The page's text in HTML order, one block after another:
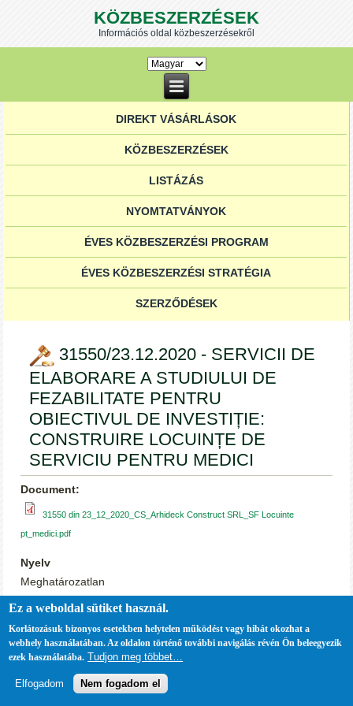
KÖZBESZERZÉSEK
Információs oldal közbeszerzésekről
DIREKT VÁSÁRLÁSOK
KÖZBESZERZÉSEK
LISTÁZÁS
NYOMTATVÁNYOK
ÉVES KÖZBESZERZÉSI PROGRAM
ÉVES KÖZBESZERZÉSI STRATÉGIA
SZERZŐDÉSEK
31550/23.12.2020 - SERVICII DE
ELABORARE A STUDIULUI DE
FEZABILITATE PENTRU
OBIECTIVUL DE INVESTIȚIE:
CONSTRUIRE LOCUINȚE DE
SERVICIU PENTRU MEDICI
Document:
31550 din 23_12_2020_CS_Arhideck Construct SRL_SF Locuinte
pt_medici.pdf
Nyelv
Meghatározatlan
Tipul de documernt:
Contract
Ez a weboldal sütiket használ.
Korlátozásuk bizonyos esetekben helytelen működést vagy hibát okozhat a
webhely használatában. Az oldalon történő további navigálás révén Ön beleegyezik
ezek használatába. Tudjon meg többet…
Elfogadom Nem fogadom el